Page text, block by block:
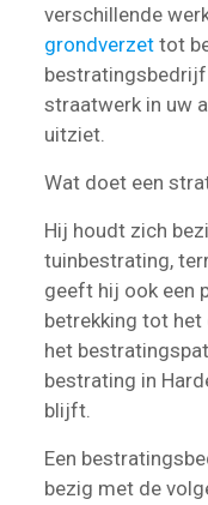
verschillende
grondverzettot
straatwerk in uw
uitziet.
Wat doet een
Hij houdt zich
tuinbestrating,
geeft hij ook een
betrekking tot het
het
bestrating in
blijft.
Een
bezig met de